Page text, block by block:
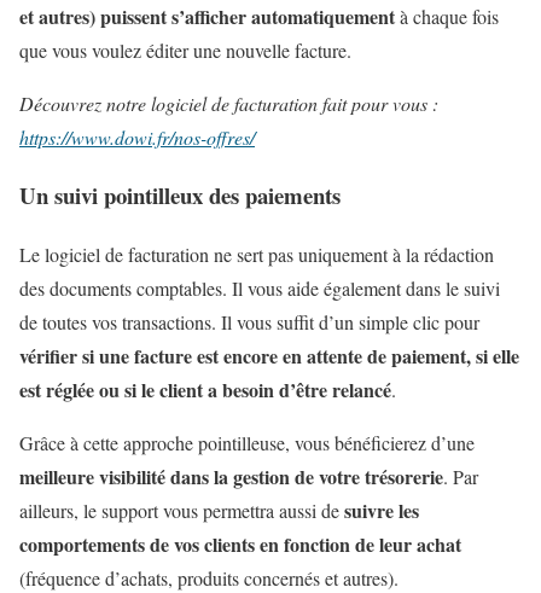
et autres) puissent s’afficher automatiquementà chaque fois
que vous voulez éditer une nouvelle facture.
Découvrez notre logiciel de facturation fait pour vous :
https://www.dowi.fr/nos-offres/
Un suivi pointilleux des paiements
Le logiciel de facturation ne sert pas uniquement à la rédaction
des documents comptables. Il vous aide également dans le suivi
de toutes vos transactions. Il vous suffit d’un simple clic pour
vérifier si une facture est encore en attente de paiement, si elle
est réglée ou si le client a besoin d’être relancé.
Grâce à cette approche pointilleuse, vous bénéficierez d’une
meilleure visibilité dans la gestion de votre trésorerie. Par
ailleurs, le support vous permettra aussi desuivre les
comportements de vos clients en fonction de leur achat
(fréquence d’achats, produits concernés et autres).